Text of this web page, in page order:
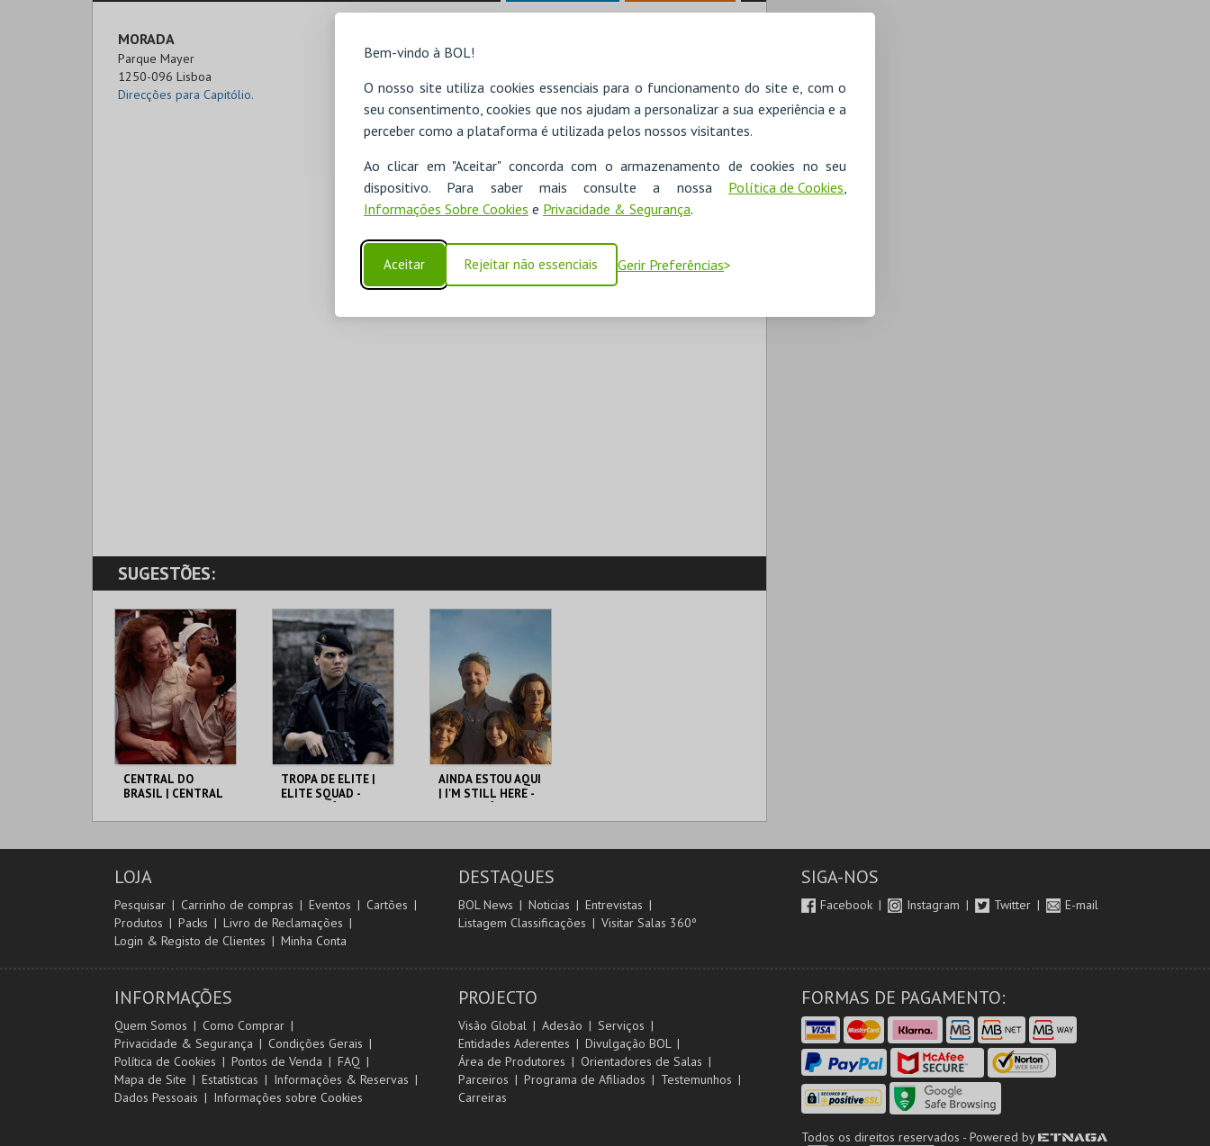
Bem-vindo à BOL!
O nosso site utiliza cookies essenciais para o funcionamento do site e, com o
seu consentimento, cookies que nos ajudam a personalizar a sua experiência e a
perceber como a plataforma é utilizada pelos nossos visitantes.
Ao clicar em "Aceitar" concorda com o armazenamento de cookies no seu
dispositivo. Para saber mais consulte a nossa Política de Cookies,
Informações Sobre Cookies e Privacidade & Segurança.
Aceitar Rejeitar não essenciais Gerir Preferências
MORADA
Parque Mayer
1250-096 Lisboa
Direcções para Capitólio.
SUGESTÕES:
CENTRAL DO
BRASIL | CENTRAL
CLÁSSICOS DO
COMPRAR
TROPA DE ELITE |
ELITE SQUAD -
DO BRASIL
COMPRAR
AINDA ESTOU AQUI
| I'M STILL HERE -
DO BRASIL
COMPRAR
LOJA
Pesquisar Carrinho de compras Eventos
Cartões
Produtos
Packs
Livro de Reclamações
Login & Registo de Clientes
Minha Conta
DESTAQUES
BOL News Noticias
Entrevistas
Listagem Classificações
Visitar Salas 360º
SIGA-NOS
Facebook Instagram Twitter E-mail
INFORMAÇÕES
Quem Somos
Como Comprar
Privacidade & Segurança
Condições Gerais
Política de Cookies
Pontos de Venda
FAQ
Mapa de Site
Estatísticas
Informações & Reservas
Dados Pessoais
Informações sobre Cookies
PROJECTO
Visão Global Adesão
Serviços
Entidades Aderentes
Divulgação BOL
Área de Produtores
Orientadores de Salas
Parceiros
Programa de Afiliados
Testemunhos
Carreiras
FORMAS DE PAGAMENTO:
Todos os direitos reservados - Powered by